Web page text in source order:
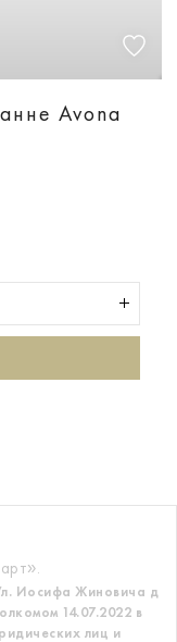
Avona
Иосифа Жиновича д
14.07.2022 в
лиц и